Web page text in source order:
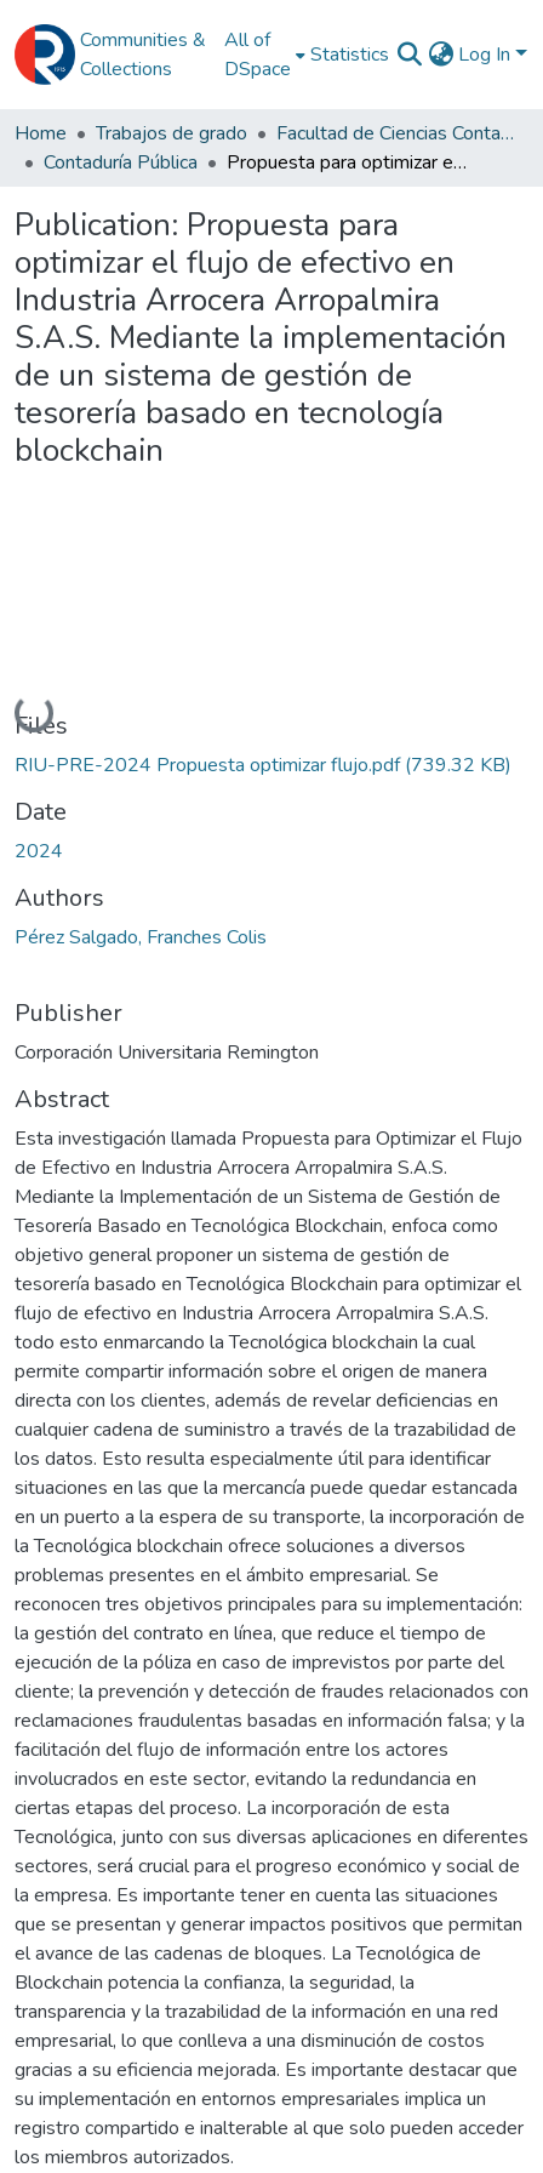
Communities &
Collections
All of
DSpace
Statistics Log In
Home Trabajos de grado
Facultad de Ciencias Contables
Contaduría Pública
Propuesta para optimizar el flujo de efectivo en Industria Arrocera Arropalmira S.A.S. Mediante la implementación de un sistema de gestión de tesorería basado en tecnología blockchain
Publication: Propuesta para
optimizar el flujo de efectivo en
Industria Arrocera Arropalmira
S.A.S. Mediante la implementación
de un sistema de gestión de
tesorería basado en tecnología
blockchain
Loading...
Files
RIU-PRE-2024 Propuesta optimizar flujo.pdf(739.32 KB)
Date
2024
Authors
Pérez Salgado, Franches Colis
Publisher
Corporación Universitaria Remington
Abstract
Esta investigación llamada Propuesta para Optimizar el Flujo
de Efectivo en Industria Arrocera Arropalmira S.A.S.
Mediante la Implementación de un Sistema de Gestión de
Tesorería Basado en Tecnológica Blockchain, enfoca como
objetivo general proponer un sistema de gestión de
tesorería basado en Tecnológica Blockchain para optimizar el
flujo de efectivo en Industria Arrocera Arropalmira S.A.S.
todo esto enmarcando la Tecnológica blockchain la cual
permite compartir información sobre el origen de manera
directa con los clientes, además de revelar deficiencias en
cualquier cadena de suministro a través de la trazabilidad de
los datos. Esto resulta especialmente útil para identificar
situaciones en las que la mercancía puede quedar estancada
en un puerto a la espera de su transporte, la incorporación de
la Tecnológica blockchain ofrece soluciones a diversos
problemas presentes en el ámbito empresarial. Se
reconocen tres objetivos principales para su implementación:
la gestión del contrato en línea, que reduce el tiempo de
ejecución de la póliza en caso de imprevistos por parte del
cliente; la prevención y detección de fraudes relacionados con
reclamaciones fraudulentas basadas en información falsa; y la
facilitación del flujo de información entre los actores
involucrados en este sector, evitando la redundancia en
ciertas etapas del proceso. La incorporación de esta
Tecnológica, junto con sus diversas aplicaciones en diferentes
sectores, será crucial para el progreso económico y social de
la empresa. Es importante tener en cuenta las situaciones
que se presentan y generar impactos positivos que permitan
el avance de las cadenas de bloques. La Tecnológica de
Blockchain potencia la confianza, la seguridad, la
transparencia y la trazabilidad de la información en una red
empresarial, lo que conlleva a una disminución de costos
gracias a su eficiencia mejorada. Es importante destacar que
su implementación en entornos empresariales implica un
registro compartido e inalterable al que solo pueden acceder
los miembros autorizados.